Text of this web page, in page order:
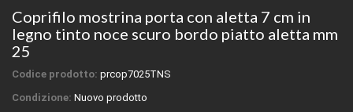
Coprifilo mostrina porta con aletta 7 cm in
legno tinto noce scuro bordo piatto aletta mm
25
Codice prodotto: prcop7025TNS
Condizione: Nuovo prodotto